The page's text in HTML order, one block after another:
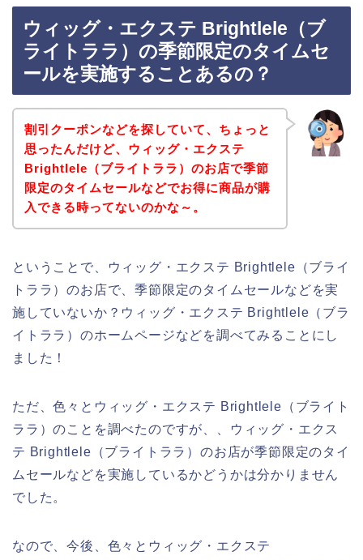
ウィッグ・エクステ Brightlele（ブ
ライトララ）の季節限定のタイムセ
ールを実施することあるの？
割引クーポンなどを探していて、ちょっと
思ったんだけど、ウィッグ・エクステ
Brightlele（ブライトララ）のお店で季節
限定のタイムセールなどでお得に商品が購
入できる時ってないのかな～。
ということで、ウィッグ・エクステ Brightlele（ブライ
トララ）のお店で、季節限定のタイムセールなどを実
施していないか？ウィッグ・エクステ Brightlele（ブラ
イトララ）のホームページなどを調べてみることにし
ました！
ただ、色々とウィッグ・エクステ Brightlele（ブライト
ララ）のことを調べたのですが、、ウィッグ・エクス
テ Brightlele（ブライトララ）のお店が季節限定のタイ
ムセールなどを実施しているかどうかは分かりません
でした。
なので、今後、色々とウィッグ・エクステ